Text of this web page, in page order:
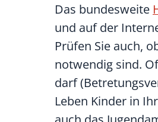
Das bundesweite
und auf der
Prüfen Sie auch,
notwendig sind.
darf
Leben Kinder in